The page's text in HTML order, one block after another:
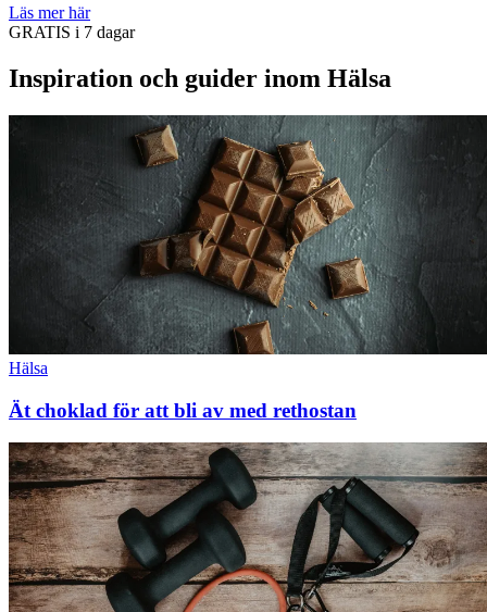
Läs mer här
GRATIS i 7 dagar
Inspiration och guider inom Hälsa
Hälsa
Ät choklad för att bli av med rethostan